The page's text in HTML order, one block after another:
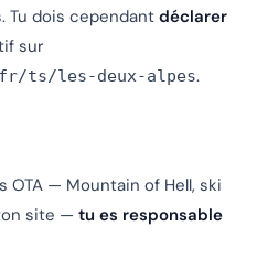
Tu dois cependant déclarer
sur
ts/les-deux-alpes.
— Mountain of Hell, ski
site — tu es responsable